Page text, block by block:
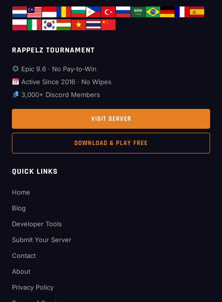
RAPPELZ TOURNAMENT
Epic 9.6 · No Pay-to-Win
Active Since 2016 · No Wipes
3,000+ Discord Members
VISIT SERVER
DOWNLOAD & PLAY FREE
QUICK LINKS
Home
Blog
Developer Tools
Submit Your Server
Contact
About
Privacy Policy